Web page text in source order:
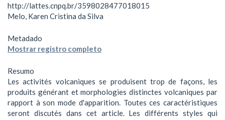
http://lattes.cnpq.br/3598028477018015
Melo, Karen Cristina da Silva
Metadado
Mostrar registro completo
Resumo
Les activités volcaniques se produisent trop de façons, les
produits générant et morphologies distinctes volcaniques par
rapport à son mode d'apparition. Toutes ces caractéristiques
seront discutés dans cet article. Les différents styles qui